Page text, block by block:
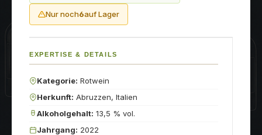
Nur noch6auf Lager
EXPERTISE & DETAILS
Kategorie: Rotwein
Herkunft: Abruzzen, Italien
Alkoholgehalt: 13,5 % vol.
Jahrgang: 2022